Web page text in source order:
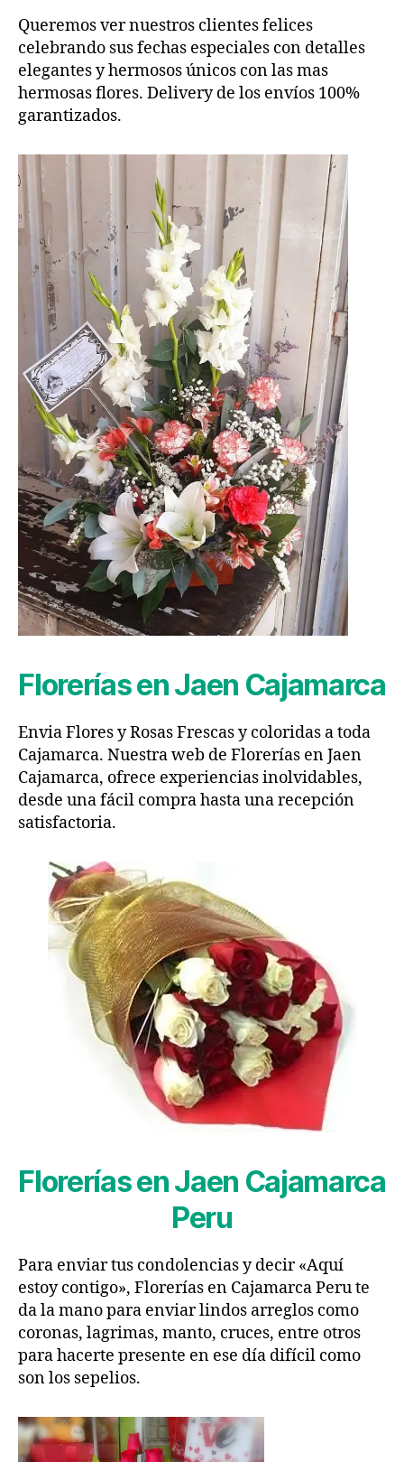
Queremos ver nuestros clientes felices
celebrando sus fechas especiales con detalles
elegantes y hermosos únicos con las mas
hermosas flores. Delivery de los envíos 100%
garantizados.
Florerías en Jaen Cajamarca
Envia Flores y Rosas Frescas y coloridas a toda
Cajamarca. Nuestra web de Florerías en Jaen
Cajamarca, ofrece experiencias inolvidables,
desde una fácil compra hasta una recepción
satisfactoria.
Florerías en Jaen Cajamarca
Peru
Para enviar tus condolencias y decir «Aquí
estoy contigo», Florerías en Cajamarca Peru te
da la mano para enviar lindos arreglos como
coronas, lagrimas, manto, cruces, entre otros
para hacerte presente en ese día difícil como
son los sepelios.